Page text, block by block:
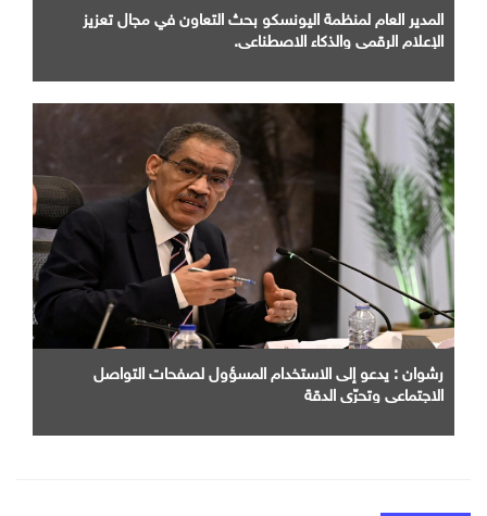
المدير العام لمنظمة اليونسكو بحث التعاون في مجال تعزيز
الإعلام الرقمي والذكاء الاصطناعي.
رشوان : يدعو إلى الاستخدام المسؤول لصفحات التواصل
الاجتماعي وتحرّي الدقة